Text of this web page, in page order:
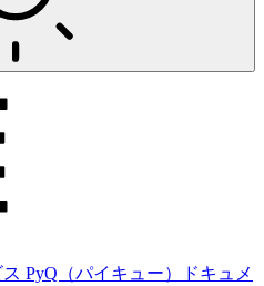
PyQ（パイキュー）ドキュメ